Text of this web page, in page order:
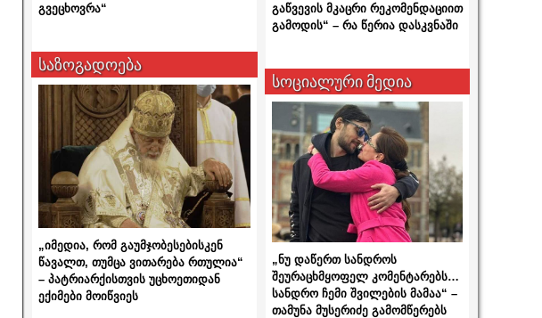
გვეცხოვრა“
საზოგადოება
„იმედია, რომ გაუმჯობესებისკენ
წავალთ, თუმცა ვითარება რთულია“
– პატრიარქისთვის უცხოეთიდან
ექიმები მოიწვიეს
გაწვევის მკაცრი რეკომენდაციით
გამოდის“ – რა წერია დასკვნაში
სოციალური მედია
„ნუ დაწერთ სანდროს
შეურაცხმყოფელ კომენტარებს…
სანდრო ჩემი შვილების მამაა“ –
თამუნა მუსერიძე გამომწერებს